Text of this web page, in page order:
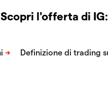
Scopri l'offerta di IG: